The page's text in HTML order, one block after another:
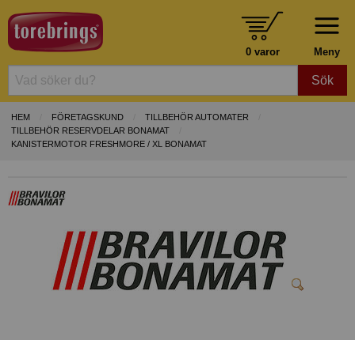
Meny
0 varor
Sök
HEM FÖRETAGSKUND
TILLBEHÖR AUTOMATER
TILLBEHÖR RESERVDELAR BONAMAT
KANISTERMOTOR FRESHMORE / XL BONAMAT